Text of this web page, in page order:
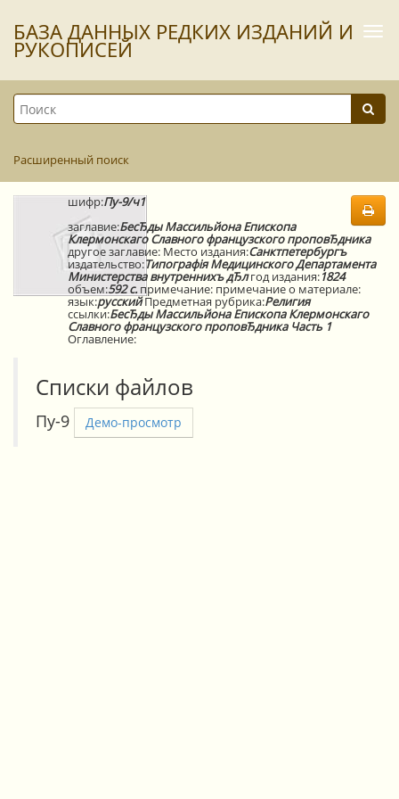
БАЗА ДАННЫХ РЕДКИХ ИЗДАНИЙ И
РУКОПИСЕЙ
Расширенный поиск
шифр:Пу-9/ч1
заглавие:БесЂды Массильйона Епископа
Клермонскаго Славного французского проповЂдника
другое заглавие: Место издания:Санктпетербургъ
издательство:Типографiя Медицинского Департамента
Министерства внутреннихъ дЂлгод издания:1824
объем:592 с.примечание:примечание о материале:
язык:русскийПредметная рубрика:Религия
ссылки:БесЂды Массильйона Епископа Клермонскаго
Славного французского проповЂдника Часть 1
Оглавление:
Списки файлов
Пу-9 Демо-просмотр